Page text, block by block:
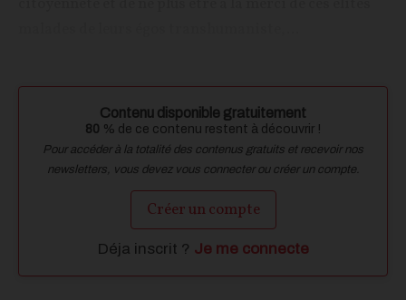
Contenu disponible gratuitement
80 % de ce contenu restent à découvrir !
Pour accéder à la totalité des contenus gratuits et recevoir nos
newsletters, vous devez vous connecter ou créer un compte.
Créer un compte
Déja inscrit ? Je me connecte